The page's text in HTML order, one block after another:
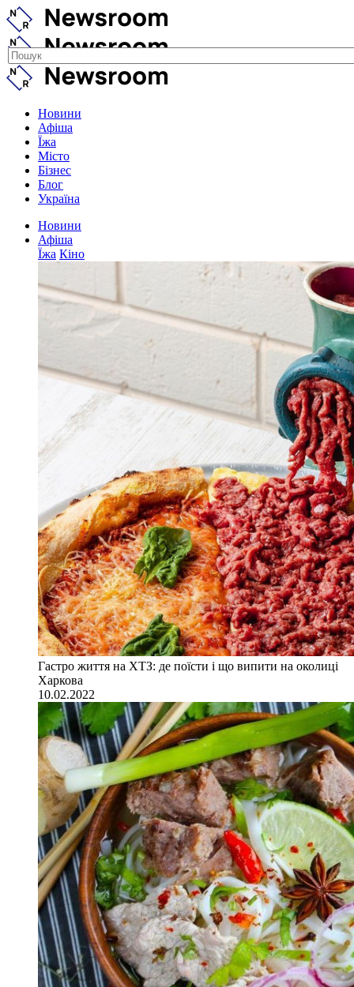
Новини
Афіша
Їжа
Місто
Бізнес
Блог
Україна
Новини
Афіша
Їжа Кіно
Гастро життя на ХТЗ: де поїсти і що випити на околиці
Харкова
10.02.2022